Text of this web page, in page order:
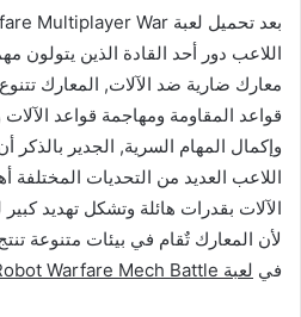
اللاعب دور أحد القادة الذين يتولون
معارك ضارية ضد الآلات, المعارك
قواعد المقاومة ومهاجمة قواعد
وإكمال المهام السرية, الجدير بالذكر
اللاعب العديد من التحديات المختلفة
الآلات بقدرات هائلة وتشكل تهديد كبير
لأن المعارك تٌقام في بيئات متنوعة
في لعبة Robot Warfare Mech Battle مهكرة.